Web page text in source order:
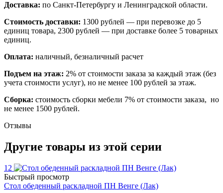
Доставка: по Санкт-Петербургу и Ленинградской области.
Стоимость доставки: 1300 рублей — при перевозке до 5
единиц товара, 2300 рублей — при доставке более 5 товарных
единиц.
Оплата: наличный, безналичный расчет
Подъем на этаж: 2% от стоимости заказа за каждый этаж (без
учета стоимости услуг), но не менее 100 рублей за этаж.
Сборка: стоимость сборки мебели 7% от стоимости заказа, но
не менее 1500 рублей.
Отзывы
Другие товары из этой серии
12
Быстрый просмотр
Стол обеденный раскладной ПН Венге (Лак)